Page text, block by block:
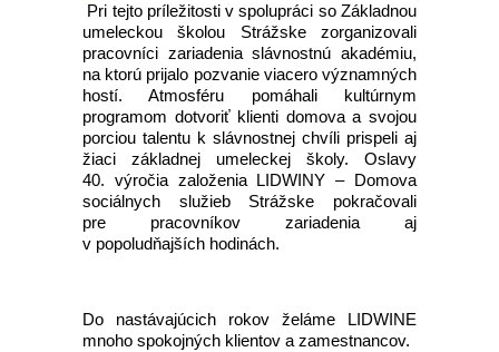
Pri tejto príležitosti v spolupráci so Základnou
umeleckou školou Strážske zorganizovali
pracovníci zariadenia slávnostnú akadémiu,
na ktorú prijalo pozvanie viacero významných
hostí. Atmosféru pomáhali kultúrnym
programom dotvoriť klienti domova a svojou
porciou talentu k slávnostnej chvíli prispeli aj
žiaci základnej umeleckej školy. Oslavy
40. výročia založenia LIDWINY – Domova
sociálnych služieb Strážske pokračovali
pre pracovníkov zariadenia aj
v popoludňajších hodinách.
Do nastávajúcich rokov želáme LIDWINE
mnoho spokojných klientov a zamestnancov.